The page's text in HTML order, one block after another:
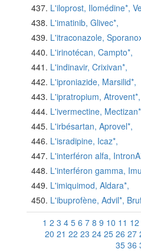
L'iloprost, Ilomédine*,
L'imatinib, Glivec*,
L'itraconazole,
L'irinotécan, Campto*,
L'indinavir, Crixivan*,
L'iproniazide, Marsilid*,
L'ipratropium, Atrovent*,
L'ivermectine,
L'irbésartan, Aprovel*,
L'isradipine, Icaz*,
L'interféron alfa,
L'interféron gamma,
L'imiquimod, Aldara*,
L'ibuprofène, Advil*,
1 2 3 4 5 6 7 8 9 10 11 12
20 21 22 23 24 25 26 27
35 36